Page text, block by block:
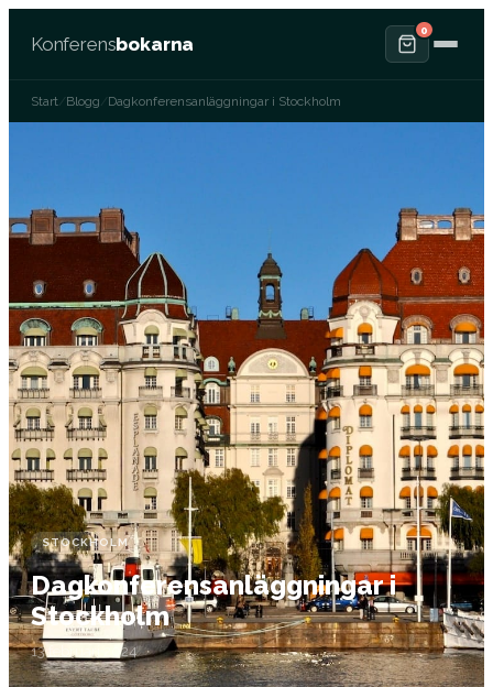
Konferensbokarna
0
Start Blogg Dagkonferensanläggningar i Stockholm
STOCKHOLM
Dagkonferensanläggningar i
Stockholm
13 februari 2024